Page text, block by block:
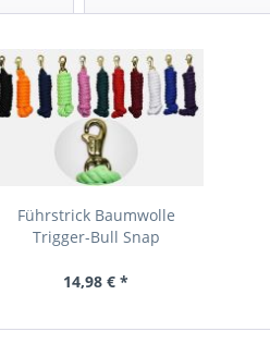
Führstrick Baumwolle
Trigger-Bull Snap
14,98 € *